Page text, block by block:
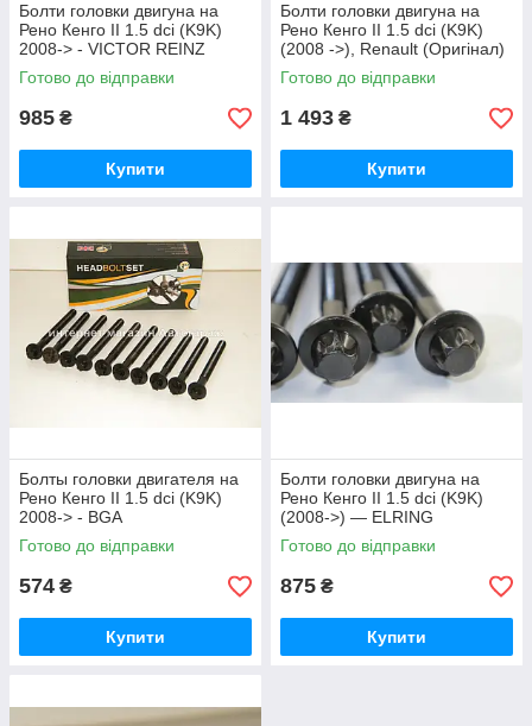
Болти головки двигуна на
Рено Кенго II 1.5 dci (K9K)
2008-> - VICTOR REINZ
(Німеччина) 143223001
Готово до відправки
985 ₴
Купити
Болти головки двигуна на
Рено Кенго II 1.5 dci (K9K)
(2008 ->), Renault (Оригінал)
7701478860
Готово до відправки
1 493 ₴
Купити
Болты головки двигателя на
Рено Кенго II 1.5 dci (K9K)
2008-> - BGA
(Великобритания) BK3351
Готово до відправки
574 ₴
Купити
Болти головки двигуна на
Рено Кенго II 1.5 dci (K9K)
(2008->) — ELRING
(Німеччина) 373281
Готово до відправки
875 ₴
Купити